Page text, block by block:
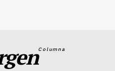
Columna